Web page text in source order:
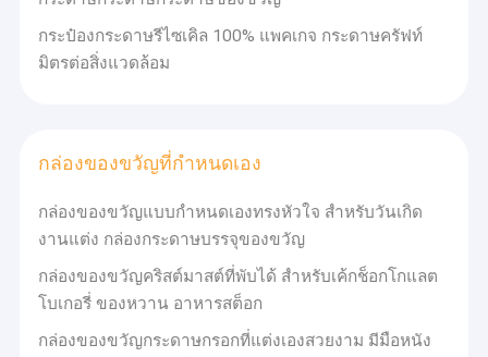
กระป๋องกระดาษรีไซเคิล 100% แพคเกจ กระดาษครัฟท์
มิตรต่อสิ่งแวดล้อม
กล่องของขวัญที่กำหนดเอง
กล่องของขวัญแบบกําหนดเองทรงหัวใจ สําหรับวันเกิด
งานแต่ง กล่องกระดาษบรรจุของขวัญ
กล่องของขวัญคริสต์มาสต์ที่พับได้ สําหรับเค้กช็อกโกแลต
โบเกอรี่ ของหวาน อาหารสต็อก
กล่องของขวัญกระดาษกรอกที่แต่งเองสวยงาม มีมือหนัง